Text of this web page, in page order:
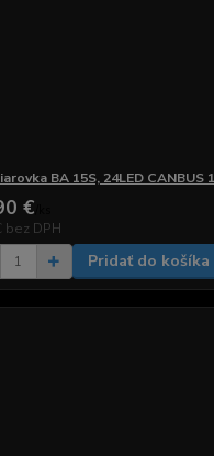
BA 15S, 24LED CANBUS
€
bez DPH
Pridať do košíka